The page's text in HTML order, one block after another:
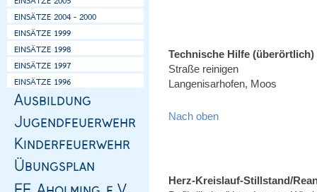
Technische Hilfe (überörtlich)
Straße reinigen
Langenisarhofen, Moos
Nach oben
Herz-Kreislauf-Stillstand/